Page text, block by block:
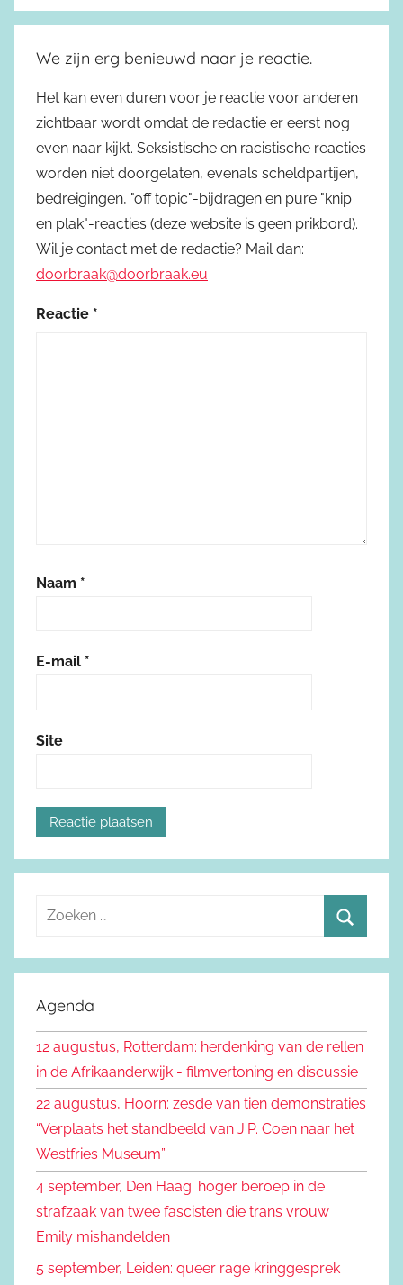
We zijn erg benieuwd naar je reactie.
Het kan even duren voor je reactie voor anderen
zichtbaar wordt omdat de redactie er eerst nog
even naar kijkt. Seksistische en racistische reacties
worden niet doorgelaten, evenals scheldpartijen,
bedreigingen, "off topic"-bijdragen en pure "knip
en plak"-reacties (deze website is geen prikbord).
Wil je contact met de redactie? Mail dan:
doorbraak@doorbraak.eu
Reactie *
Naam *
E-mail *
Site
e
e
n
a
a
:
o
e
n
Agenda
12 augustus, Rotterdam: herdenking van de rellen
in de Afrikaanderwijk - filmvertoning en discussie
22 augustus, Hoorn: zesde van tien demonstraties
“Verplaats het standbeeld van J.P. Coen naar het
Westfries Museum”
4 september, Den Haag: hoger beroep in de
strafzaak van twee fascisten die trans vrouw
Emily mishandelden
5 september, Leiden: queer rage kringgesprek